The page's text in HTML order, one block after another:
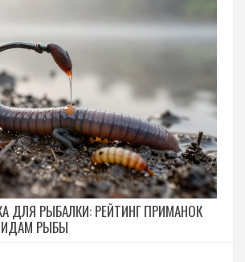
ДЛЯ РЫБАЛКИ: РЕЙТИНГ ПРИМАНОК
РЫБЫ